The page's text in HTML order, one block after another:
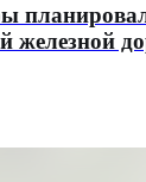
планировал
железной